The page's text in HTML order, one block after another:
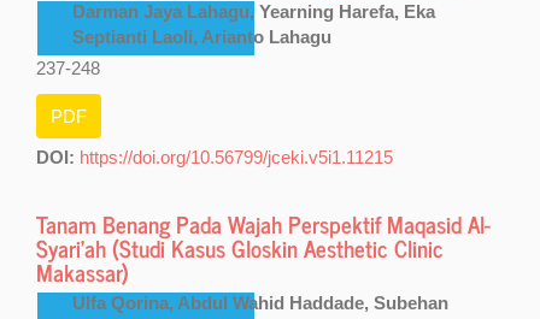
Darman Jaya Lahagu, Yearning Harefa, Eka
Septianti Laoli, Arianto Lahagu
237-248
PDF
DOI: https://doi.org/10.56799/jceki.v5i1.11215
Tanam Benang Pada Wajah Perspektif Maqasid Al-
Syari’ah (Studi Kasus Gloskin Aesthetic Clinic
Makassar)
Ulfa Qorina, Abdul Wahid Haddade, Subehan